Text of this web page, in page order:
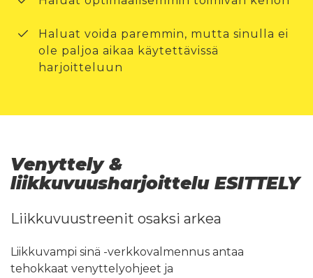
Haluat voida paremmin, mutta sinulla ei
ole paljoa aikaa käytettävissä
harjoitteluun
Venyttely &
liikkuvuusharjoittelu ESITTELY
Liikkuvuustreenit osaksi arkea
Liikkuvampi sinä -verkkovalmennus antaa
tehokkaat venyttelyohjeet ja